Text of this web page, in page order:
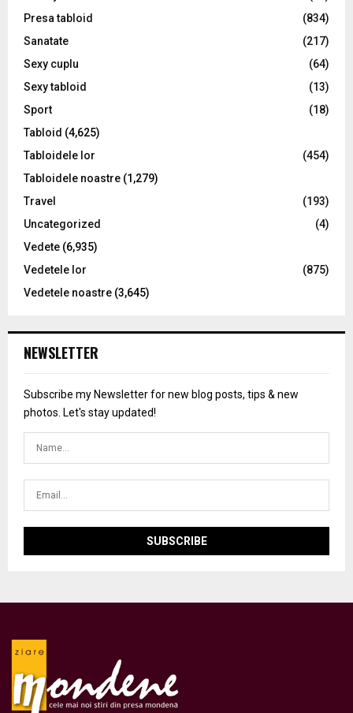
Presa tabloid
(834)
Sanatate
(217)
Sexy cuplu
(64)
Sexy tabloid
(13)
Sport
(18)
Tabloid (4,625)
Tabloidele lor
(454)
Tabloidele noastre (1,279)
Travel
(193)
Uncategorized
(4)
Vedete (6,935)
Vedetele lor
(875)
Vedetele noastre (3,645)
NEWSLETTER
Subscribe my Newsletter for new blog posts, tips & new
photos. Let's stay updated!